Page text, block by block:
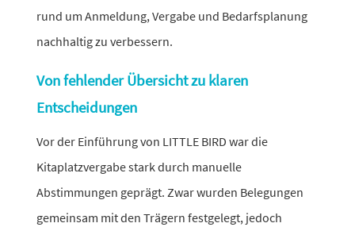
rund um Anmeldung, Vergabe und Bedarfsplanung
nach­haltig zu verbessern.
Von fehlender Übersicht zu klaren
Entscheidungen
Vor der Einführung von LITTLE BIRD war die
Kitaplatzvergabe stark durch manu­elle
Abstimmungen geprägt. Zwar wurden Belegungen
gemeinsam mit den Trägern fest­ge­legt, jedoch